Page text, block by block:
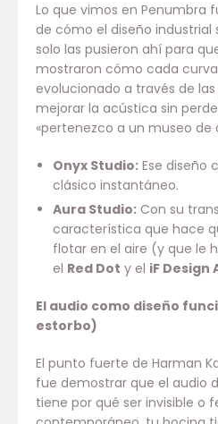
Lo que vimos en Penumbra
de cómo el diseño industrial
solo las pusieron ahí para
mostraron cómo cada
evolucionado a través de
mejorar la acústica sin
«pertenezco a un museo de
Onyx Studio:Ese diseño
clásico instantáneo.
Aura Studio:Con su
característica que hace
flotar en el aire (y que le
el Red Dot y el iF Design
El audio como diseño
estorbo)
El punto fuerte de Harman
fue demostrar que el audio
tiene por qué ser invisible o